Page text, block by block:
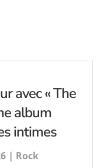
avec « The
album
intimes
| Rock